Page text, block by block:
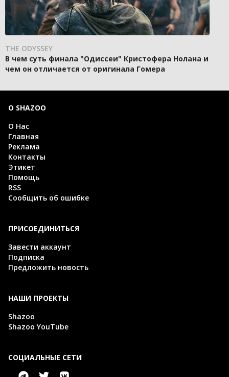
THE ODYSSEY
В чем суть финала "Одиссеи" Кристофера Нолана и
чем он отличается от оригинала Гомера
О SHAZOO
О Нас
Главная
Реклама
Контакты
Этикет
Помощь
RSS
Сообщить об ошибке
ПРИСОЕДИНИТЬСЯ
Завести аккаунт
Подписка
Предложить новость
НАШИ ПРОЕКТЫ
Shazoo
Shazoo YouTube
СОЦИАЛЬНЫЕ СЕТИ